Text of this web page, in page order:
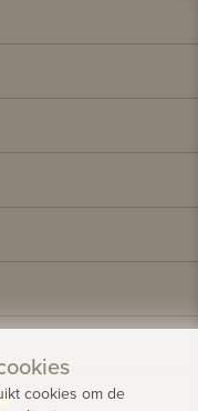
cookies om de